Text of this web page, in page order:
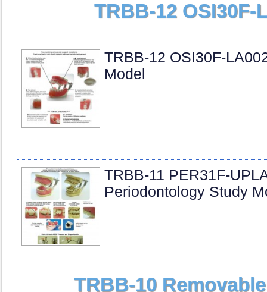
TRBB-12
TRBB-12 OSI30F-
Model
TRBB-11 PER31F-
Periodontology Study
TRBB-10